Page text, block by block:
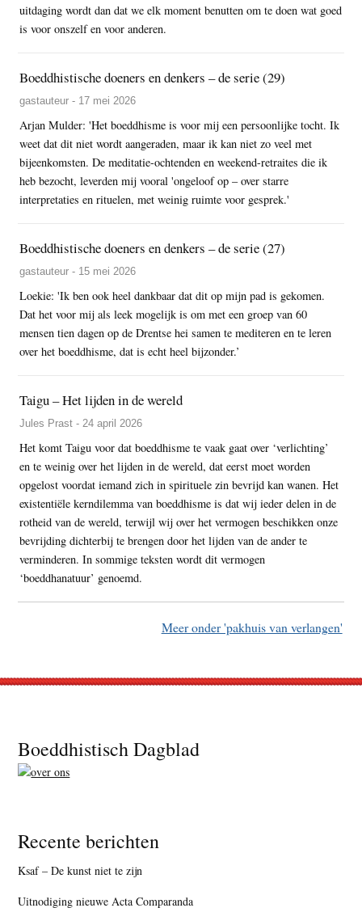
uitdaging wordt dan dat we elk moment benutten om te doen wat goed
is voor onszelf en voor anderen.
Boeddhistische doeners en denkers – de serie (29)
gastauteur - 17 mei 2026
Arjan Mulder: 'Het boeddhisme is voor mij een persoonlijke tocht. Ik
weet dat dit niet wordt aangeraden, maar ik kan niet zo veel met
bijeenkomsten. De meditatie-ochtenden en weekend-retraites die ik
heb bezocht, leverden mij vooral 'ongeloof op – over starre
interpretaties en rituelen, met weinig ruimte voor gesprek.'
Boeddhistische doeners en denkers – de serie (27)
gastauteur - 15 mei 2026
Loekie: 'Ik ben ook heel dankbaar dat dit op mijn pad is gekomen.
Dat het voor mij als leek mogelijk is om met een groep van 60
mensen tien dagen op de Drentse hei samen te mediteren en te leren
over het boeddhisme, dat is echt heel bijzonder.’
Taigu – Het lijden in de wereld
Jules Prast - 24 april 2026
Het komt Taigu voor dat boeddhisme te vaak gaat over ‘verlichting’
en te weinig over het lijden in de wereld, dat eerst moet worden
opgelost voordat iemand zich in spirituele zin bevrijd kan wanen. Het
existentiële kerndilemma van boeddhisme is dat wij ieder delen in de
rotheid van de wereld, terwijl wij over het vermogen beschikken onze
bevrijding dichterbij te brengen door het lijden van de ander te
verminderen. In sommige teksten wordt dit vermogen
‘boeddhanatuur’ genoemd.
Meer onder 'pakhuis van verlangen'
Footer
Boeddhistisch Dagblad
Recente berichten
Ksaf – De kunst niet te zijn
Uitnodiging nieuwe Acta Comparanda